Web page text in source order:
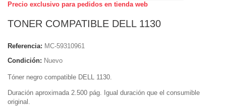
Precio exclusivo para pedidos en tienda web
TONER COMPATIBLE DELL 1130
Referencia: MC-59310961
Condición: Nuevo
Tóner negro compatible DELL 1130.
Duración aproximada 2.500 pág. Igual duración que el consumible
original.